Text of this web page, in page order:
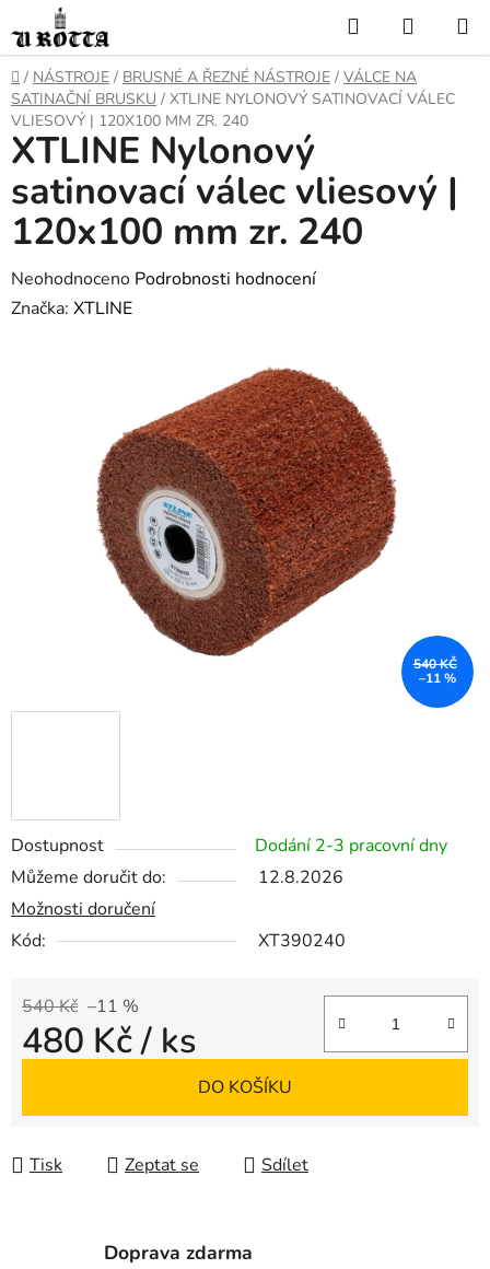
na
obsah
Hledat
KOŠÍK
DOMŮ
/ NÁSTROJE / BRUSNÉ A ŘEZNÉ NÁSTROJE / VÁLCE NA
SATINAČNÍ BRUSKU / XTLINE NYLONOVÝ SATINOVACÍ VÁLEC
VLIESOVÝ | 120X100 MM ZR. 240
Dostupnost
Dodání 2-3 pracovní dny
Můžeme doručit do:
12.8.2026
Možnosti doručení
Kód:
XT390240
540 Kč –11 %
480 Kč/ ks
DO KOŠÍKU
Tisk Zeptat se Sdílet
XTLINE Nylonový
satinovací válec vliesový |
120x100 mm zr. 240
Průměrné
hodnocení
Neohodnoceno Podrobnosti hodnocení
Značka: XTLINE
540 KČ
–11 %
Doprava zdarma